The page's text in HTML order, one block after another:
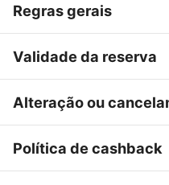
Regras gerais
Validade da reserva
Alteração ou
Política de cashback